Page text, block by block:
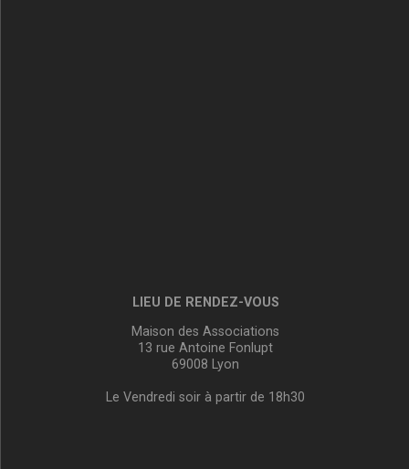
LIEU DE RENDEZ-VOUS
Maison des Associations
13 rue Antoine Fonlupt
69008 Lyon
Le Vendredi soir à partir de 18h30